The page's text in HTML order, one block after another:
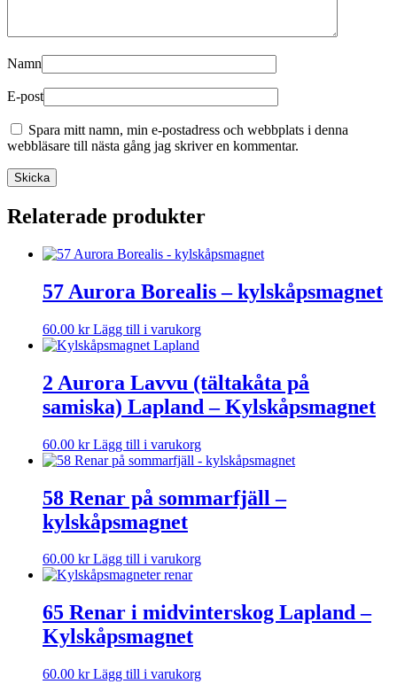
Namn
E-post
Spara mitt namn, min e-postadress och webbplats i denna
webbläsare till nästa gång jag skriver en kommentar.
Relaterade produkter
57 Aurora Borealis – kylskåpsmagnet
60.00 kr Lägg till i varukorg
2 Aurora Lavvu (tältakåta på
samiska) Lapland – Kylskåpsmagnet
60.00 kr Lägg till i varukorg
58 Renar på sommarfjäll –
kylskåpsmagnet
60.00 kr Lägg till i varukorg
65 Renar i midvinterskog Lapland –
Kylskåpsmagnet
60.00 kr Lägg till i varukorg